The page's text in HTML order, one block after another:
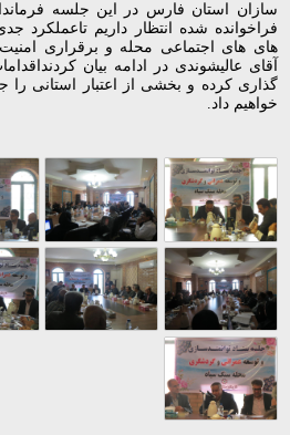
سازان استان فارس در این جلسه
فراخوانده شده انتظار داریم تاعملکرد
های های اجتماعی محله و برقراری
آقای عالیشوندی در ادامه بیان
گذاری کرده و بخشی از اعتبار استانی
خواهیم داد.